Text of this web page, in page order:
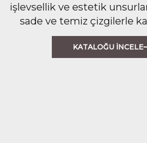
işlevsellik ve estetik
sade ve temiz çizgilerle
KATALOĞU İNCELE